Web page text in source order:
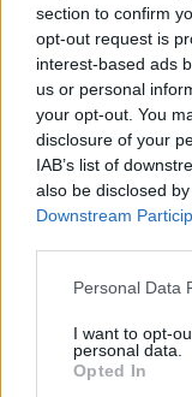
section to confirm
opt-out request is
interest-based ads
us or personal
your opt-out. You
disclosure of your
IAB’s list of
also be disclosed
Downstream
Please note that
not limited to your
grant or deny
use your data for
Personal Data
I want to opt-
personal data.
Opted In
mexikói öböl